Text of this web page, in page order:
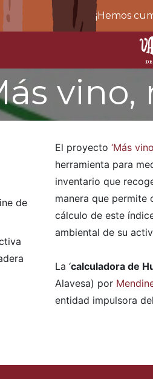
¡Hemos
vino,
de
El proyecto ‘Más
herramienta para
inventario que
manera que permite
cálculo de este
ambiental de su
La ‘calculadora de
Alavesa) por
entidad impulsora